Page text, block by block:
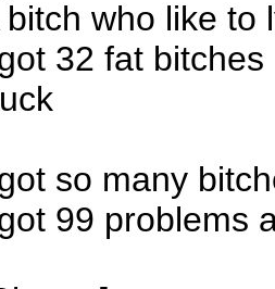
bitch who like to
32 fat
so many
99 problems